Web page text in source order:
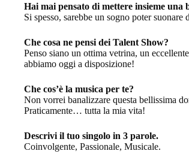
Hai mai pensato di mettere insieme una
Si spesso, sarebbe un sogno poter
Che cosa ne pensi dei Talent Show?
Penso siano un ottima vetrina, un
abbiamo oggi a disposizione!
Che cos’è la musica per te?
Non vorrei banalizzare questa bellissima
Praticamente… tutta la mia vita!
Descrivi il tuo singolo in 3 parole.
Coinvolgente, Passionale, Musicale.